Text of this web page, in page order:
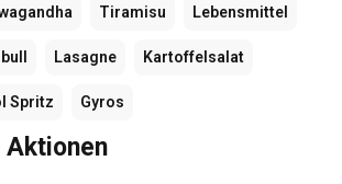
Tiramisu Lebensmittel
Lasagne Kartoffelsalat
Spritz Gyros
Aktionen